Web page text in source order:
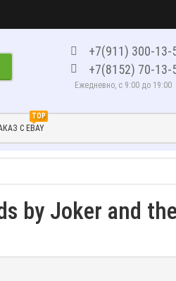
+7(911) 300-13-
+7(8152) 70-13-
Ежедневно, с 9:00 до 19:00
TOP
С EBAY
by Joker and